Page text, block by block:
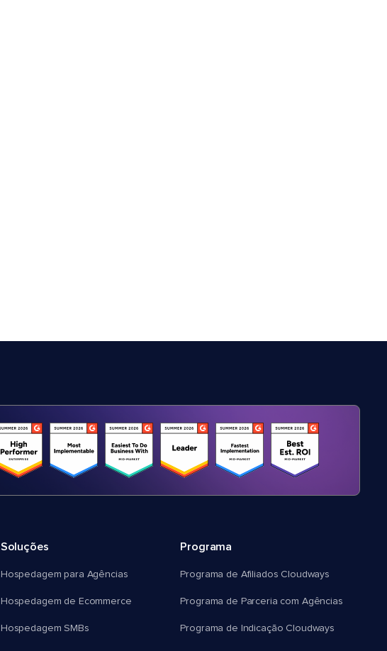
Soluções
Hospedagem para Agências
Hospedagem de Ecommerce
Hospedagem SMBs
Programa
Programa de Afiliados Cloudways
Programa de Parceria com Agências
Programa de Indicação Cloudways